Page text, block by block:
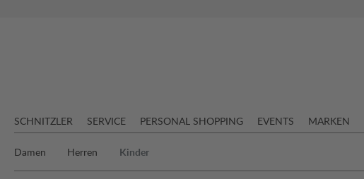
SCHNITZLER SERVICE PERSONAL SHOPPING EVENTS MARKEN
Damen Herren Kinder